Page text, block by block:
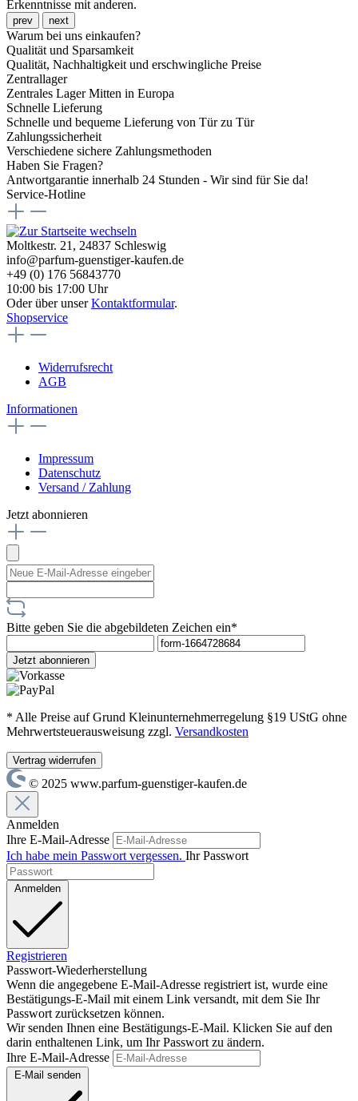
Erkenntnisse mit anderen.
prev next
Warum bei uns einkaufen?
Qualität und Sparsamkeit
Qualität, Nachhaltigkeit und erschwingliche Preise
Zentrallager
Zentrales Lager Mitten in Europa
Schnelle Lieferung
Schnelle und bequeme Lieferung von Tür zu Tür
Zahlungssicherheit
Verschiedene sichere Zahlungsmethoden
Haben Sie Fragen?
Antwortgarantie innerhalb 24 Stunden - Wir sind für Sie da!
Service-Hotline
Moltkestr. 21, 24837 Schleswig
info@parfum-guenstiger-kaufen.de
+49 (0) 176 56843770
10:00 bis 17:00 Uhr
Oder über unserKontaktformular.
Shopservice
Widerrufsrecht
AGB
Informationen
Impressum
Datenschutz
Versand / Zahlung
Jetzt abonnieren
Bitte geben Sie die abgebildeten Zeichen ein*
Jetzt abonnieren
* Alle Preise auf Grund Kleinunternehmerregelung §19 UStG ohne
Mehrwertsteuerausweisung zzgl. Versandkosten
Vertrag widerrufen
© 2025 www.parfum-guenstiger-kaufen.de
Anmelden
Ihre E-Mail-Adresse
Ich habe mein Passwort vergessen. Ihr Passwort
Anmelden
Registrieren
Passwort-Wiederherstellung
Wenn die angegebene E-Mail-Adresse registriert ist, wurde eine
Bestätigungs-E-Mail mit einem Link versandt, mit dem Sie Ihr
Passwort zurücksetzen können.
Wir senden Ihnen eine Bestätigungs-E-Mail. Klicken Sie auf den
darin enthaltenen Link, um Ihr Passwort zu ändern.
Ihre E-Mail-Adresse
E-Mail senden